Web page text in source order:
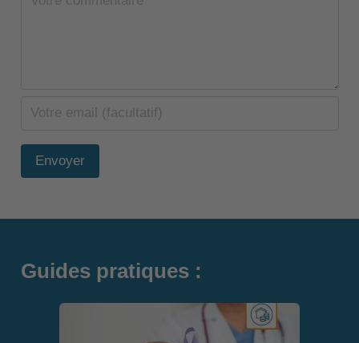
Envoyer
Guides pratiques :